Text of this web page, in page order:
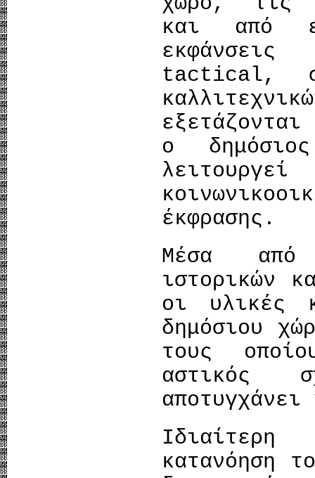
και από
tactical,
ο
έκφρασης.
Μέσα από
ιστορικών
οι υλικές
δημόσιου
τους
αστικός
κατανόηση